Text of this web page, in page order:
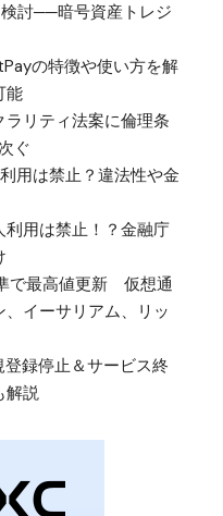
討──暗号資産トレジ
の特徴や使い方を解
能
ラリティ法案に倫理条
ぐ
用は禁止？違法性や金
利用は禁止！？金融庁
で最高値更新 仮想通
イーサリアム、リッ
録停止＆サービス終
解説